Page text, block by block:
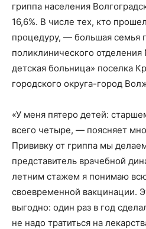
гриппа населения
16,6%. В числе тех, кто
процедуру, — большая семья
поликлинического
детская больница» поселка
городского округа-город
«У меня пятеро детей:
всего четыре, — поясняет
Прививку от гриппа мы
представитель врачебной
летним стажем я понимаю
своевременной вакцинации.
выгодно: один раз в год
не надо тратиться на